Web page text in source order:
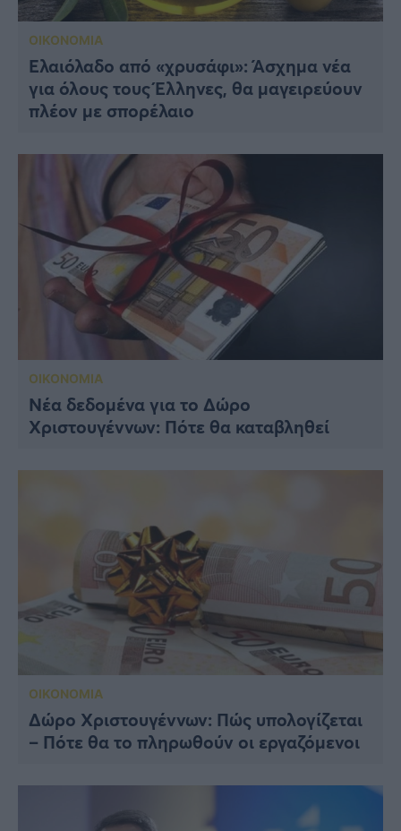
ΟΙΚΟΝΟΜΙΑ
Ελαιόλαδο από «χρυσάφι»: Άσχημα νέα
για όλους τους Έλληνες, θα μαγειρεύουν
πλέον με σπορέλαιο
ΟΙΚΟΝΟΜΙΑ
Νέα δεδομένα για το Δώρο
Χριστουγέννων: Πότε θα καταβληθεί
ΟΙΚΟΝΟΜΙΑ
Δώρο Χριστουγέννων: Πώς υπολογίζεται
– Πότε θα το πληρωθούν οι εργαζόμενοι